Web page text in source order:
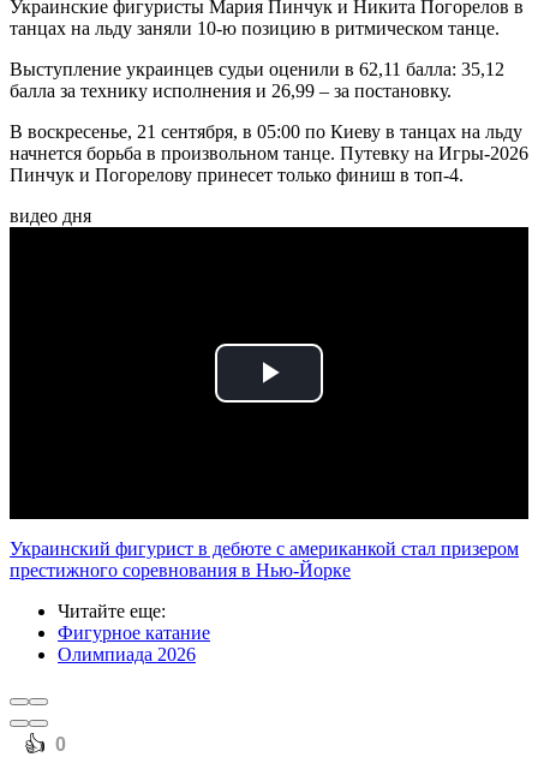
Украинские фигуристы Мария Пинчук и Никита Погорелов в
танцах на льду заняли 10-ю позицию в ритмическом танце.
Выступление украинцев судьи оценили в 62,11 балла: 35,12
балла за технику исполнения и 26,99 – за постановку.
В воскресенье, 21 сентября, в 05:00 по Киеву в танцах на льду
начнется борьба в произвольном танце. Путевку на Игры-2026
Пинчук и Погорелову принесет только финиш в топ-4.
видео дня
Play
Украинский фигурист в дебюте с американкой стал призером
престижного соревнования в Нью-Йорке
Читайте еще:
Фигурное катание
Олимпиада 2026
️👍 0